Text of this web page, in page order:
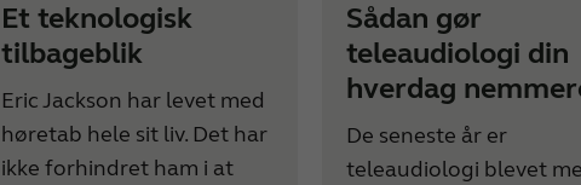
Et teknologisk
tilbageblik
Eric Jackson har levet med
høretab hele sit liv. Det har
ikke forhindret ham i at
Sådan gør
teleaudiologi din
hverdag
De seneste år er
teleaudiologi blevet